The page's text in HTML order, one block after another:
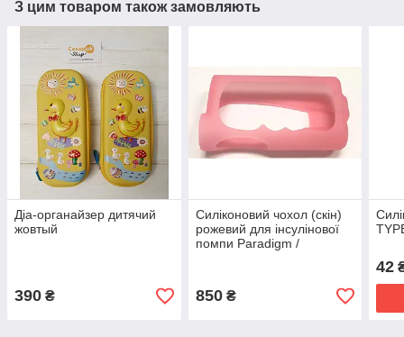
З цим товаром також замовляють
Діа-органайзер дитячий
жовтый
390 ₴
Силіконовий чохол (скін)
рожевий для інсулінової
помпи Paradigm /
850₴
42